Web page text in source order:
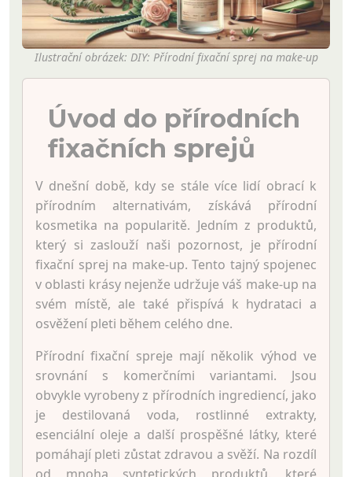
Ilustrační obrázek: DIY: Přírodní fixační sprej na make-up
Úvod do přírodních
fixačních sprejů
V dnešní době, kdy se stále více lidí obrací k
přírodním alternativám, získává přírodní
kosmetika na popularitě. Jedním z produktů,
který si zaslouží naši pozornost, je přírodní
fixační sprej na make-up. Tento tajný spojenec
v oblasti krásy nejenže udržuje váš make-up na
svém místě, ale také přispívá k hydrataci a
osvěžení pleti během celého dne.
Přírodní fixační spreje mají několik výhod ve
srovnání s komerčními variantami. Jsou
obvykle vyrobeny z přírodních ingrediencí, jako
je destilovaná voda, rostlinné extrakty,
esenciální oleje a další prospěšné látky, které
pomáhají pleti zůstat zdravou a svěží. Na rozdíl